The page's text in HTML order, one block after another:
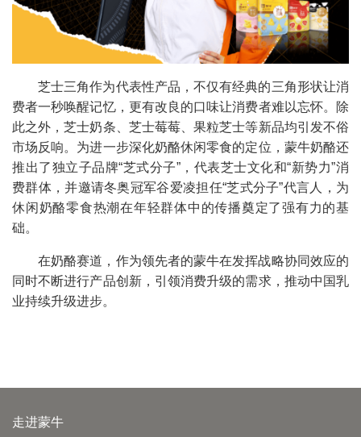
芝士三角作为代表性产品，不仅有经典的三角形状让消
费者一秒唤醒记忆，更有改良的口味让消费者难以忘怀。除
此之外，芝士奶条、芝士莓莓、果粒芝士等新品均引发不俗
市场反响。为进一步深化奶酪休闲零食的定位，蒙牛奶酪还
推出了独立子品牌“芝式分子”，代表芝士文化和“新势力”消
费群体，并邀请冬奥冠军谷爱凌担任“芝式分子”代言人，为
休闲奶酪零食热潮在年轻群体中的传播奠定了强有力的基
础。
在奶酪赛道，作为领先者的蒙牛在发挥战略协同效应的
同时不断进行产品创新，引领消费升级的需求，推动中国乳
业持续升级进步。
走进蒙牛